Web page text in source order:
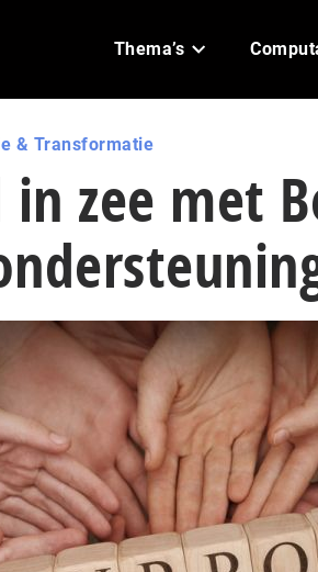
Thema’s
& Transformatie
in zee met